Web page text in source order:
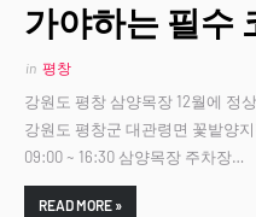
가야하는 필수
in 평창
강원도 평창 삼양목장 12월에 정
강원도 평창군 대관령면 꽃밭양
09:00 ~ 16:30 삼양목장 주차장…
READ MORE »